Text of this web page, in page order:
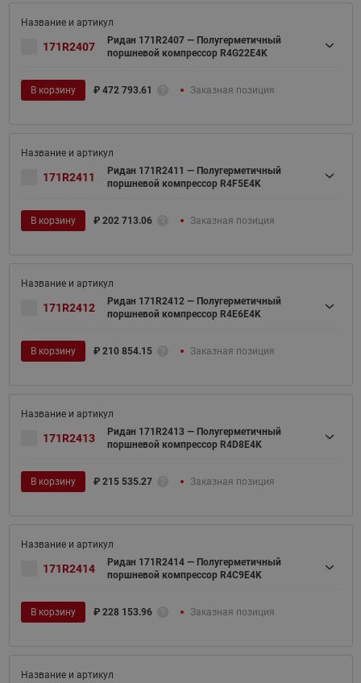
171R2407
Ридан 171R2407 — Полугерметичный
поршневой компрессор R4G22E4K
В корзину ₽ 472 793.61 Заказная позиция
171R2411
Ридан 171R2411 — Полугерметичный
поршневой компрессор R4F5E4K
В корзину ₽ 202 713.06 Заказная позиция
171R2412
Ридан 171R2412 — Полугерметичный
поршневой компрессор R4E6E4K
В корзину ₽ 210 854.15 Заказная позиция
171R2413
Ридан 171R2413 — Полугерметичный
поршневой компрессор R4D8E4K
В корзину ₽ 215 535.27 Заказная позиция
171R2414
Ридан 171R2414 — Полугерметичный
поршневой компрессор R4C9E4K
В корзину ₽ 228 153.96 Заказная позиция